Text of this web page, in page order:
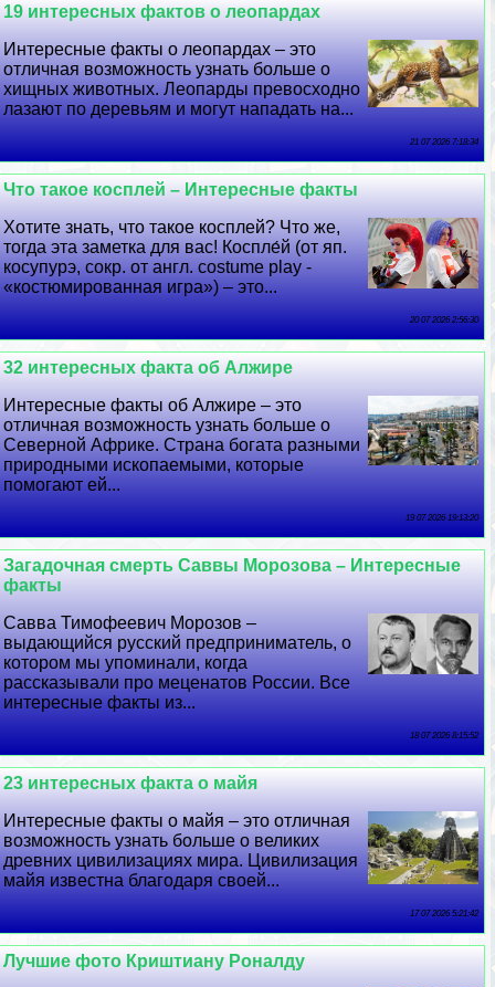
19 интересных фактов о леопардах
Интересные факты о леопардах – это
отличная возможность узнать больше о
хищных животных. Леопарды превосходно
лазают по деревьям и могут нападать на...
21 07 2026 7:18:34
Что такое косплей – Интересные факты
Хотите знать, что такое косплей? Что же,
тогда эта заметка для вас! Коспле́й (от яп.
косупурэ, сокр. от англ. costume play -
«костюмированная игра») – это...
20 07 2026 2:56:30
32 интересных факта об Алжире
Интересные факты об Алжире – это
отличная возможность узнать больше о
Северной Африке. Страна богата разными
природными ископаемыми, которые
помогают ей...
19 07 2026 19:13:20
Загадочная cмepть Саввы Морозова – Интересные
факты
Савва Тимофеевич Морозов –
выдающийся русский предприниматель, о
котором мы упоминали, когда
рассказывали про меценатов России. Все
интересные факты из...
18 07 2026 8:15:52
23 интересных факта о майя
Интересные факты о майя – это отличная
возможность узнать больше о великих
древних цивилизациях мира. Цивилизация
майя известна благодаря своей...
17 07 2026 5:21:42
Лучшие фото Криштиану Роналду